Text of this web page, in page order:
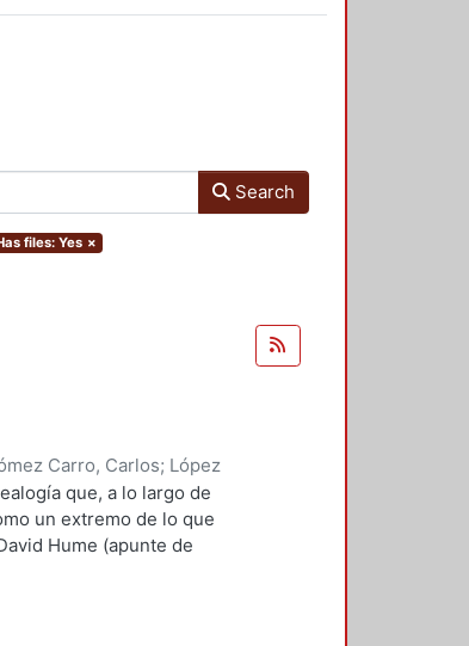
Search
files: Yes ×
Carro, Carlos; López
Iturralde, Antonio
Antonio;Valero
comp.;Suárez Escobar,
que, a lo largo de
un extremo de lo que
Hume (apunte de